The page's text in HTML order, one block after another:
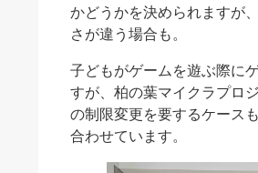
かどうかを決められますが
さが違う場合も。
子どもがゲームを遊ぶ際に
すが、柏の葉マイクラプロ
の制限変更を要するケース
合わせています。